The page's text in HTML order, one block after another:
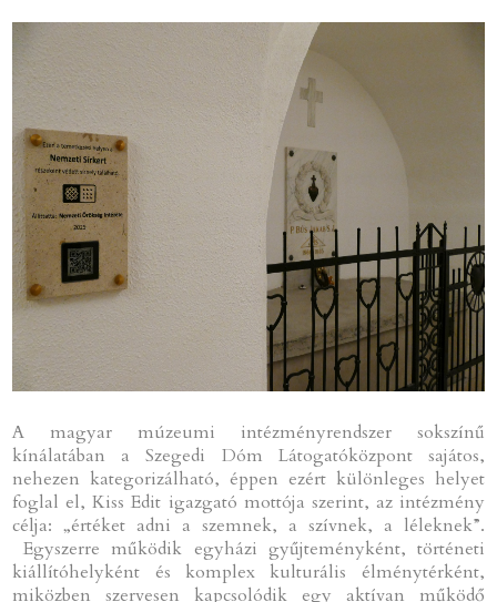
A magyar múzeumi intézményrendszer sokszínű
kínálatában a Szegedi Dóm Látogatóközpont sajátos,
nehezen kategorizálható, éppen ezért különleges helyet
foglal el, Kiss Edit igazgató mottója szerint, az intézmény
célja: „értéket adni a szemnek, a szívnek, a léleknek”.
Egyszerre működik egyházi gyűjteményként, történeti
kiállítóhelyként és komplex kulturális élménytérként,
miközben szervesen kapcsolódik egy aktívan működő